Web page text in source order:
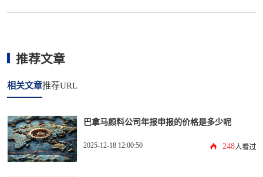
推荐文章
相关文章推荐URL
巴拿马颜料公司年报申报的价格是多少呢
2025-12-18 12:00:50 248人看过